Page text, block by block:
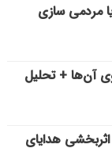
سازی
آن‌ها + تحلیل
هدایای